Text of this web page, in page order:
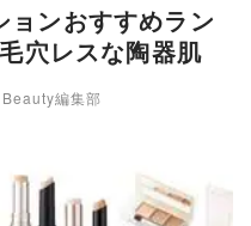
ョンおすすめラン
穴レスな陶器肌
編集部